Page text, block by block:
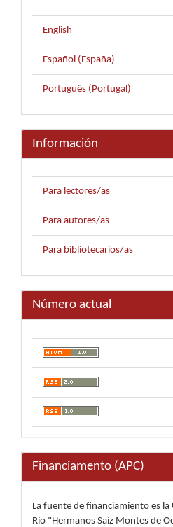
English
Español (España)
Português (Portugal)
Información
Para lectores/as
Para autores/as
Para bibliotecarios/as
Número actual
Financiamento (APC)
La fuente de financiamiento es
Río "Hermanos Saíz Montes de